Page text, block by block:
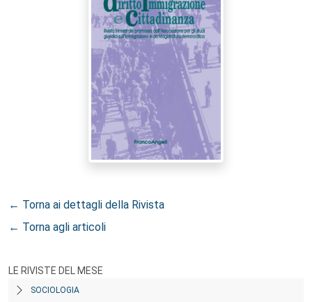
← Torna ai dettagli della Rivista
← Torna agli articoli
LE RIVISTE DEL MESE
SOCIOLOGIA